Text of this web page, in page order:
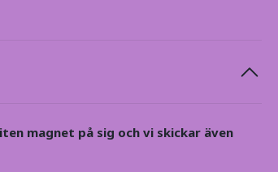
magnet på sig och vi skickar även